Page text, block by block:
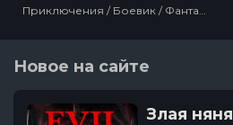
Приключения / Боевик / Фантастика / Сша / Сериалы
Новое на сайте
Злая няня